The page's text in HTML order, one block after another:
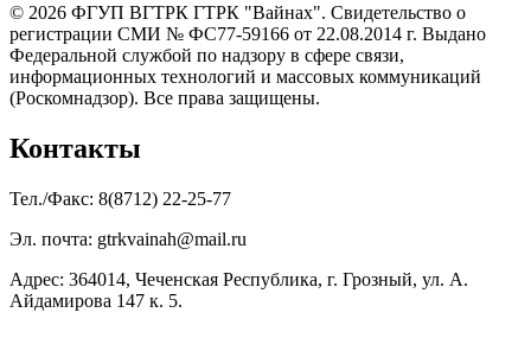
© 2026 ФГУП ВГТРК ГТРК "Вайнах". Свидетельство о
регистрации СМИ № ФС77-59166 от 22.08.2014 г. Выдано
Федеральной службой по надзору в сфере связи,
информационных технологий и массовых коммуникаций
(Роскомнадзор). Все права защищены.
Контакты
Тел./Факс: 8(8712) 22-25-77
Эл. почта: gtrkvainah@mail.ru
Адрес: 364014, Чеченская Республика, г. Грозный, ул. А.
Айдамирова 147 к. 5.